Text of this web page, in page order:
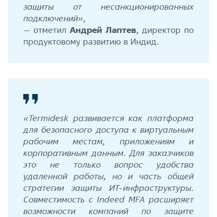
защиты от несанкционированных
подключений»,
— отметил Андрей Лаптев, директор по
продуктовому развитию в Индид.
«Termidesk развивается как платформа
для безопасного доступа к виртуальным
рабочим местам, приложениям и
корпоративным данным. Для заказчиков
это не только вопрос удобства
удаленной работы, но и часть общей
стратегии защиты ИТ-инфраструктуры.
Совместимость с Indeed MFA расширяет
возможности компаний по защите